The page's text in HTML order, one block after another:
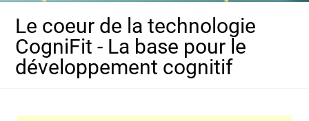
Le coeur de la technologie
CogniFit - La base pour le
développement cognitif